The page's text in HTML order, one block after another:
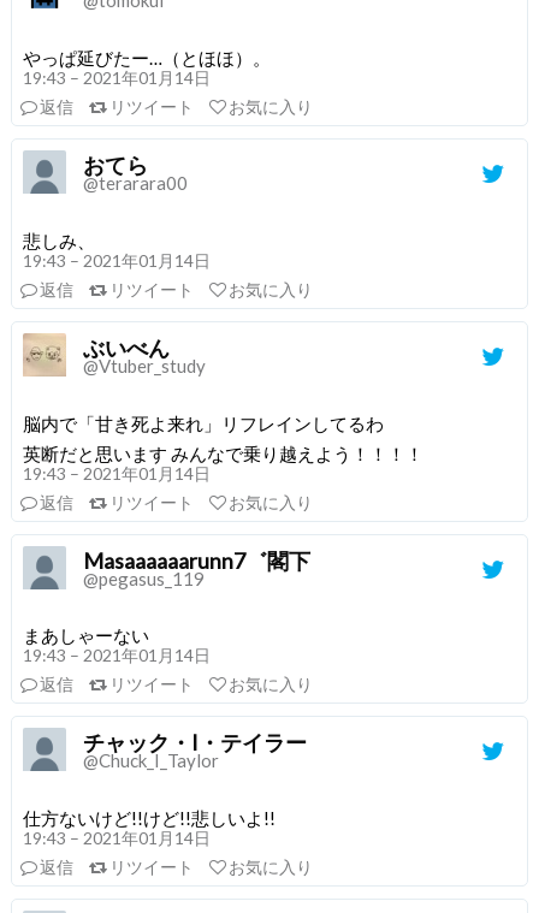
やっぱ延びたー…（とほほ）。
19:43 – 2021年01月14日
返信
リツイート お気に入り
おてら
@terarara00
悲しみ、
19:43 – 2021年01月14日
返信
リツイート お気に入り
ぶいべん
@Vtuber_study
脳内で「甘き死よ来れ」リフレインしてるわ
英断だと思います みんなで乗り越えよう！！！！
19:43 – 2021年01月14日
返信
リツイート お気に入り
Masaaaaaarunn7゛閣下
@pegasus_119
まあしゃーない
19:43 – 2021年01月14日
返信
リツイート お気に入り
チャック・I・テイラー
@Chuck_I_Taylor
仕方ないけど!!けど!!悲しいよ!!
19:43 – 2021年01月14日
返信
リツイート お気に入り